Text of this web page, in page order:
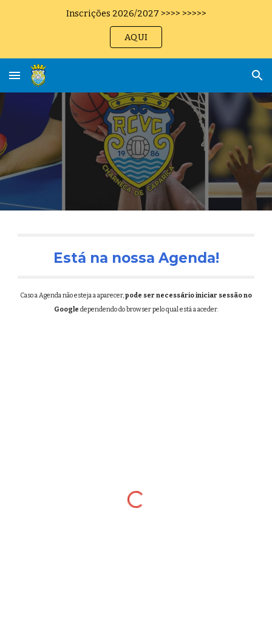
Inscrições 2026/2027 >>>> >>>>>
AQUI
Está na nossa Agenda!
Caso a Agenda não esteja a aparecer,pode ser necessário iniciar sessão no
Google dependendo do browser pelo qual está a aceder.